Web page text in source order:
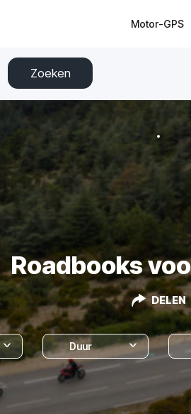
Motor-GPS
Zoeken
Roadbooks
DELEN
Duur